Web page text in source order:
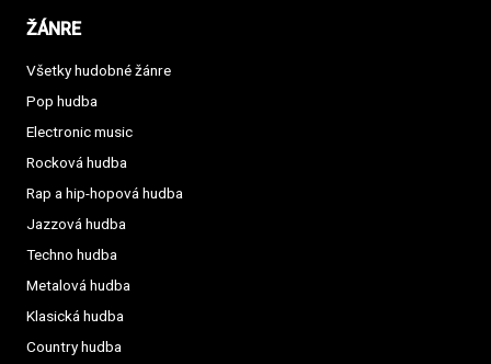
ŽÁNRE
Všetky hudobné žánre
Pop hudba
Electronic music
Rocková hudba
Rap a hip-hopová hudba
Jazzová hudba
Techno hudba
Metalová hudba
Klasická hudba
Country hudba